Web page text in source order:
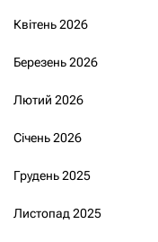
Квітень 2026
Березень 2026
Лютий 2026
Січень 2026
Грудень 2025
Листопад 2025